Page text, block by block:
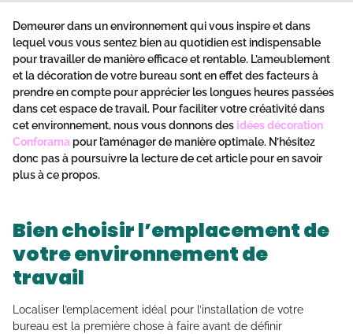
Demeurer dans un environnement qui vous inspire et dans
lequel vous vous sentez bien au quotidien est indispensable
pour travailler de manière efficace et rentable. L’ameublement
et la décoration de votre bureau sont en effet des facteurs à
prendre en compte pour apprécier les longues heures passées
dans cet espace de travail. Pour faciliter votre créativité dans
cet environnement, nous vous donnons des idées décoration
Conforama pour l’aménager de manière optimale. N’hésitez
donc pas à poursuivre la lecture de cet article pour en savoir
plus à ce propos.
Bien choisir l’emplacement de
votre environnement de
travail
Localiser l’emplacement idéal pour l’installation de votre
bureau est la première chose à faire avant de définir